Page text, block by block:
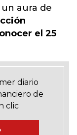
aura de
el 25
diario
de
clic